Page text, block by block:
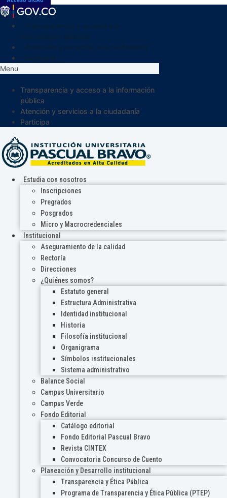
Menu
Transparencia y acceso a la información
pública
Atención y servicios a la ciudadanía
Participa
Estudia con nosotros
Inscripciones
Pregrados
Posgrados
Micro y Macrocredenciales
Institucional
Aseguramiento de la calidad
Rectoría
Direcciones
¿Quiénes somos?
Estatuto general
Estructura Administrativa
Identidad institucional
Historia
Filosofía institucional
Organigrama
Símbolos institucionales
Sistema administrativo
Balance Social
Campus Universitario
Campus Verde
Fondo Editorial
Catálogo editorial
Fondo Editorial Pascual Bravo
Revista CINTEX
Convocatoria Concurso de Cuento
Planeación y Desarrollo institucional
Transparencia y Ética Pública
Programa de Transparencia y Ética Pública (PTEP)